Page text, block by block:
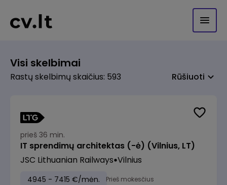
Visi skelbimai
Rastų skelbimų skaičius: 593 Rūšiuoti
prieš 36 min.
IT sprendimų architektas (-ė) (Vilnius, LT)
JSC Lithuanian Railways Vilnius
4945 - 7415 €/mėn. Prieš mokesčius